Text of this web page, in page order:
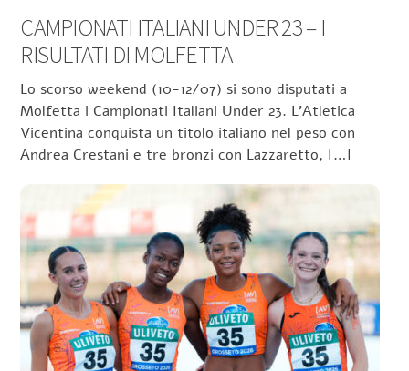
CAMPIONATI ITALIANI UNDER 23 – I
RISULTATI DI MOLFETTA
Lo scorso weekend (10-12/07) si sono disputati a
Molfetta i Campionati Italiani Under 23. L’Atletica
Vicentina conquista un titolo italiano nel peso con
Andrea Crestani e tre bronzi con Lazzaretto, […]